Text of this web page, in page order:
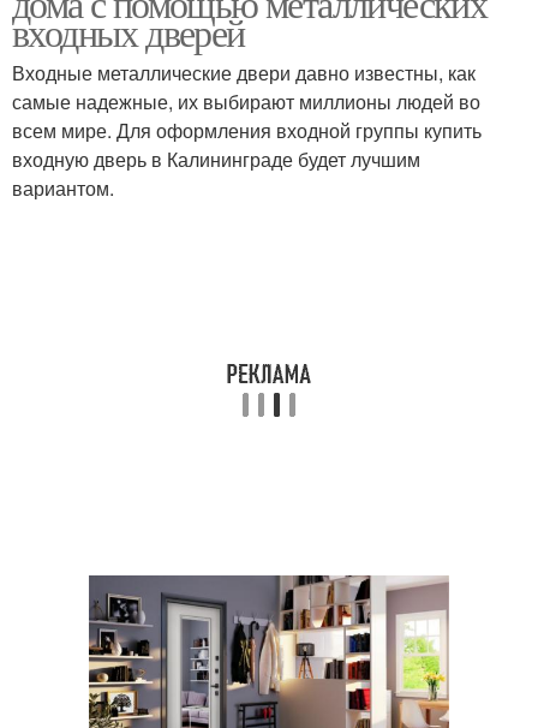
Энергосберегающие
двери
Требования к
энергоэффективным
дверям
Деревянная дверь
Взломщики через
входную дверь
входных дверей
Входные металлические двери давно известны, как
самые надежные, их выбирают миллионы людей во
всем мире. Для оформления входной группы купить
входную дверь в Калининграде будет лучшим
вариантом.